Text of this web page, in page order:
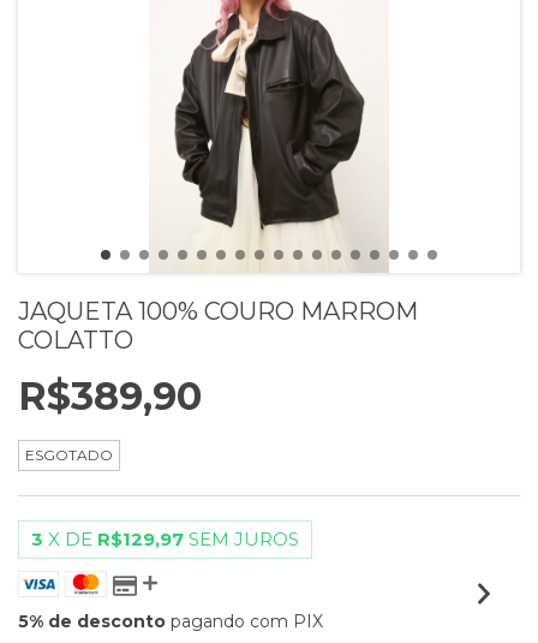
JAQUETA 100% COURO MARROM
COLATTO
R$389,90
ESGOTADO
3 X DE R$129,97 SEM JUROS
5% de desconto pagando com PIX